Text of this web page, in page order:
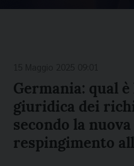
Germania: qual
giuridica dei
secondo la
respingimento